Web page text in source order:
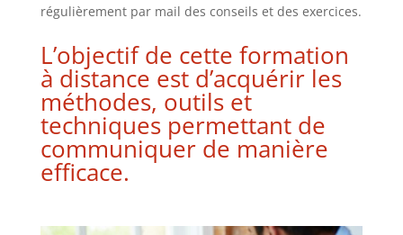
régulièrement par mail des conseils et des exercices.
L’objectif de cette formation
à distance est d’acquérir les
méthodes, outils et
techniques permettant de
communiquer de manière
efficace.